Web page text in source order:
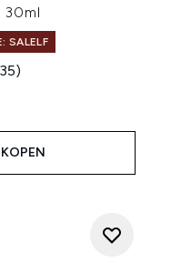
30ml
SALELF